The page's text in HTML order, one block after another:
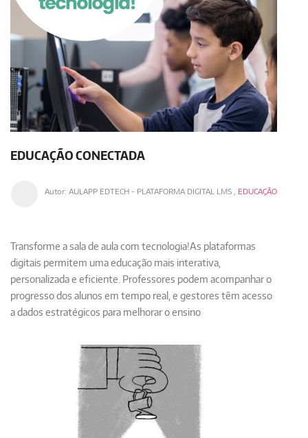
EDUCAÇÃO CONECTADA
Autor: AULAPP EDTECH - PLATAFORMA DIGITAL LMS, EDUCAÇÃO
Transforme a sala de aula com tecnologia!As plataformas
digitais permitem uma educação mais interativa,
personalizada e eficiente. Professores podem acompanhar o
progresso dos alunos em tempo real, e gestores têm acesso
a dados estratégicos para melhorar o ensino